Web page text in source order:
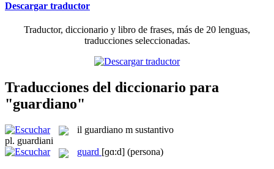
Descargar traductor
Traductor, diccionario y libro de frases, más de 20 lenguas,
traducciones seleccionadas.
Traducciones del diccionario para
"guardiano"
il guardiano m sustantivo
pl. guardiani
guard [ɡɑ:d] (persona)